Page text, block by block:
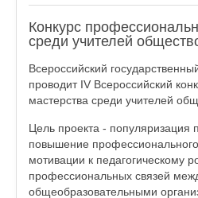
Конкурс
среди учителей
Всероссийский
проводит IV Всероссийский
мастерства среди учителей
Цель проекта - популяризация
повышение
мотивации к педагогическому
профессиональных связей
общеобразовательными